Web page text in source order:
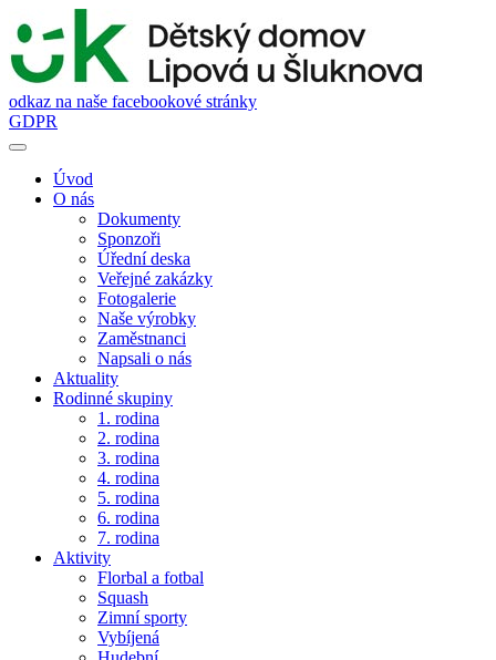
odkaz na naše facebookové stránky
GDPR
Úvod
O nás
Dokumenty
Sponzoři
Úřední deska
Veřejné zakázky
Fotogalerie
Naše výrobky
Zaměstnanci
Napsali o nás
Aktuality
Rodinné skupiny
1. rodina
2. rodina
3. rodina
4. rodina
5. rodina
6. rodina
7. rodina
Aktivity
Florbal a fotbal
Squash
Zimní sporty
Vybíjená